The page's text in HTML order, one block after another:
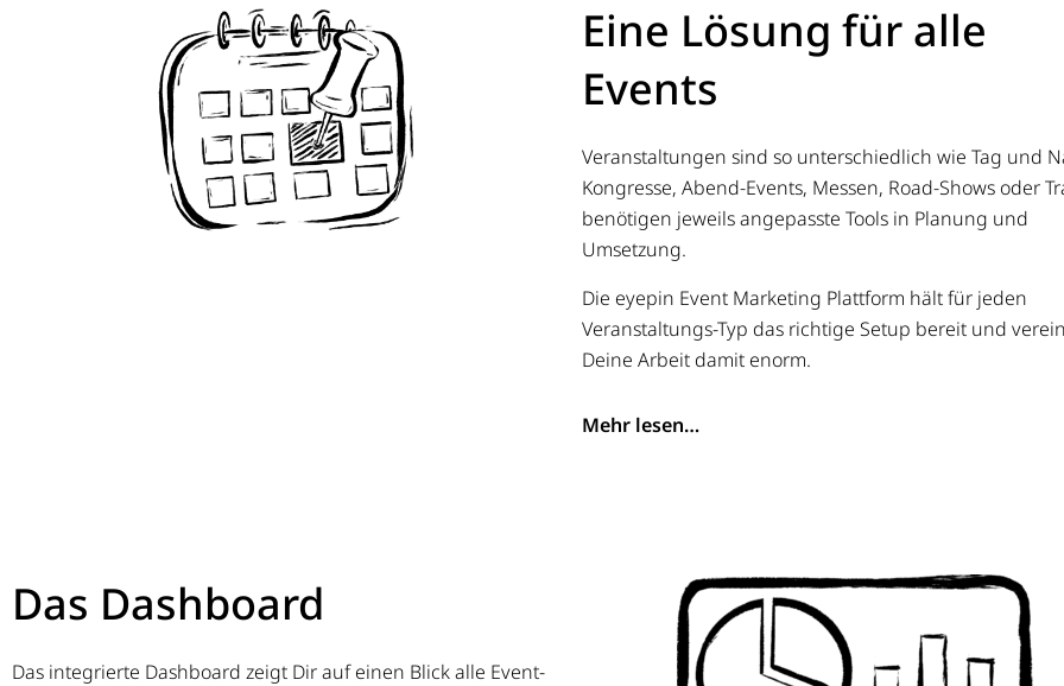
Eine Lösung für alle
Events​​
Veranstaltungen sind so unterschiedlich wie Tag und
Kongresse, Abend-Events, Messen, Road-Shows oder
benötigen jeweils angepasste Tools in Planung und
Umsetzung.
Die eyepin Event Marketing Plattform hält für jeden
Veranstaltungs-Typ das richtige Setup bereit und
Deine Arbeit damit enorm.
Mehr lesen…
Das Dashboard
Das integrierte Dashboard zeigt Dir auf einen Blick alle Event-